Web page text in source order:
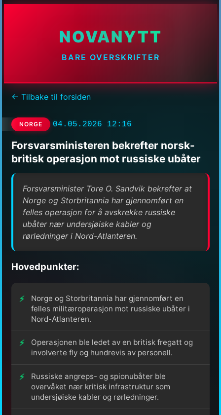
NOVANYTT
BARE OVERSKRIFTER
← Tilbake til forsiden
NORGE 04.05.2026 12:16
Forsvarsministeren bekrefter norsk-
britisk operasjon mot russiske ubåter
Forsvarsminister Tore O. Sandvik bekrefter at
Norge og Storbritannia har gjennomført en
felles operasjon for å avskrekke russiske
ubåter nær undersjøiske kabler og
rørledninger i Nord-Atlanteren.
Hovedpunkter:
Norge og Storbritannia har gjennomført en
felles militæroperasjon mot russiske ubåter i
Nord-Atlanteren.
Operasjonen ble ledet av en britisk fregatt og
involverte fly og hundrevis av personell.
Russiske angreps- og spionubåter ble
overvåket nær kritisk infrastruktur som
undersjøiske kabler og rørledninger.